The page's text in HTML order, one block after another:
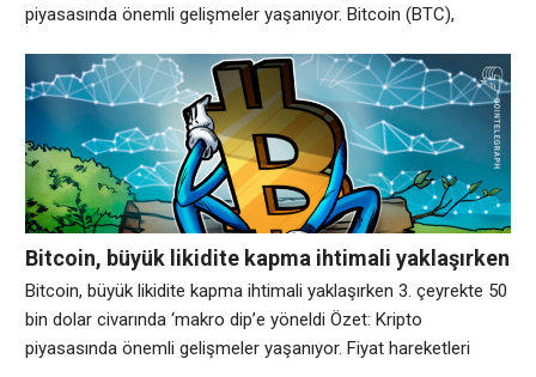
piyasasında önemli gelişmeler yaşanıyor. Bitcoin (BTC),
olan başarısız toparlanma girişiminin ardından bir kez daha
yılın en düşük seviyesi olan 59.000 dolara yaklaşıyor. Fiyat
büyük bir destek bölgesine doğru sürüklenirken, BTC
yatırımcıları artık
Bitcoin, büyük likidite kapma ihtimali yaklaşırken
3. çeyrekte 50 bin dolar civarında ‘makro dip’e
yöneldi
Bitcoin, büyük likidite kapma ihtimali yaklaşırken 3. çeyrekte 50
bin dolar civarında ‘makro dip’e yöneldi Özet: Kripto
piyasasında önemli gelişmeler yaşanıyor. Fiyat hareketleri